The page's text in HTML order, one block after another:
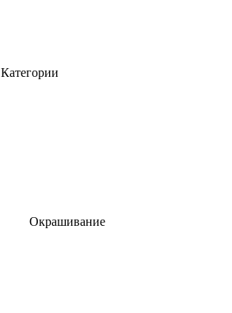
Категории
Окрашивание